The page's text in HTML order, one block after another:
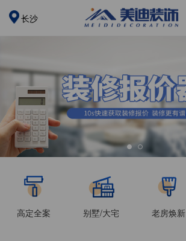
长沙
高定全案 别墅/大宅 老房焕新